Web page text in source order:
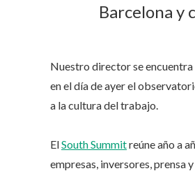
Barcelona y
Nuestro director se encuentra
en el día de ayer el
a la cultura del trabajo.
ElSouth Summitreúne año a
empresas, inversores, prensa